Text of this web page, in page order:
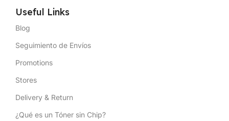
Useful Links
Blog
Seguimiento de Envíos
Promotions
Stores
Delivery & Return
¿Qué es un Tóner sin Chip?